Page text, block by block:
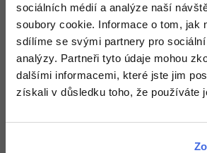
sociálních médií a analýze naší
soubory cookie. Informace o tom, jak
sdílíme se svými partnery pro
analýzy. Partneři tyto údaje mohou
dalšími informacemi, které jste jim
získali v důsledku toho, že používáte
Elektronický podpis
Fórum
Nahoru Odpovědět
Libor Šimo (libcosenior)
#include <stdio.h>
#include <ctype.h>
{
], vystup[